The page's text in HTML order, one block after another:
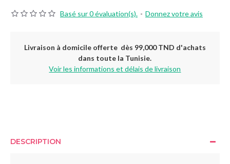
Basé sur 0 évaluation(s). - Donnez votre avis
Livraison à domicile offerte dès 99,000 TND d'achats
dans toute la Tunisie.
Voir les informations et délais de livraison
DESCRIPTION